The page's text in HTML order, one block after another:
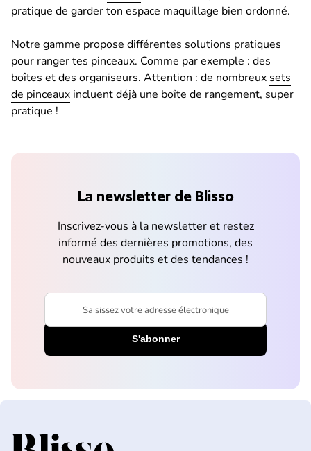
pratique de garder ton espace maquillage bien ordonné.
Notre gamme propose différentes solutions pratiques
pour rangertes pinceaux. Comme par exemple : des
boîtes et des organiseurs. Attention : de nombreux sets
de pinceaux incluent déjà une boîte de rangement, super
pratique !
La newsletter de Blisso
Inscrivez-vous à la newsletter et restez
informé des dernières promotions, des
nouveaux produits et des tendances !
Saisissez votre adresse électronique
Accueil